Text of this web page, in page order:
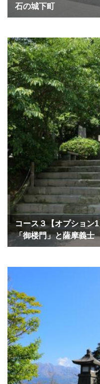
石の城下町
コース３【オプション
「御楼門」と薩摩義